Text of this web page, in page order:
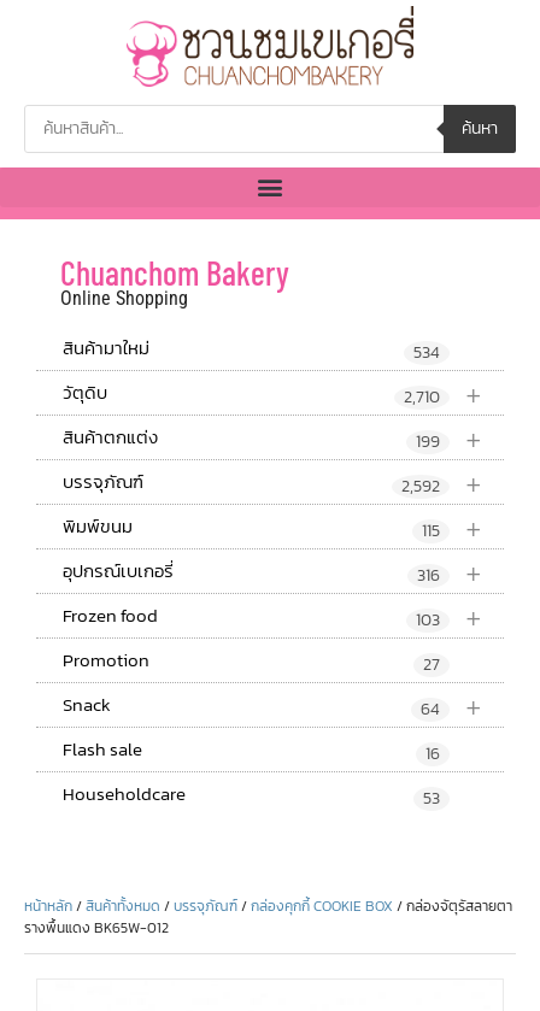
ค้นหา
Chuanchom Bakery
Online Shopping
สินค้ามาใหม่ 534
+
วัตุดิบ 2,710
+
สินค้าตกแต่ง 199
+
บรรจุภัณฑ์ 2,592
+
พิมพ์ขนม 115
+
อุปกรณ์เบเกอรี่ 316
+
Frozen food 103
Promotion 27
+
Snack 64
Flash sale 16
Householdcare 53
หน้าหลัก/สินค้าทั้งหมด /บรรจุภัณฑ์/กล่องคุกกี้ COOKIE BOX / กล่องจัตุรัสลายตา
รางพื้นแดง BK65W-012